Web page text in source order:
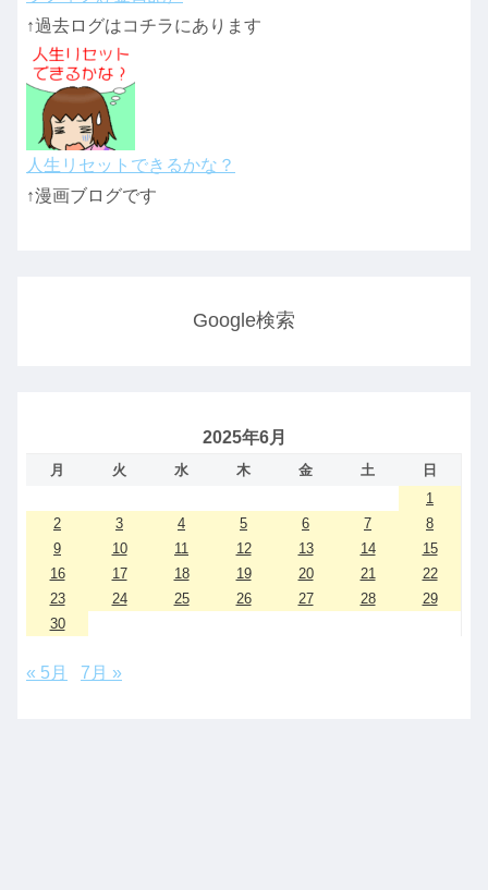
↑過去ログはコチラにあります
人生リセットできるかな？
↑漫画ブログです
Google検索
2025年6月
月 火 水 木 金 土
日
1
2
3 4 5 6 7
8
9
10 11 12 13 14
15
16
17 18 19 20 21
22
23
24 25 26 27 28
29
30
« 5月 7月 »